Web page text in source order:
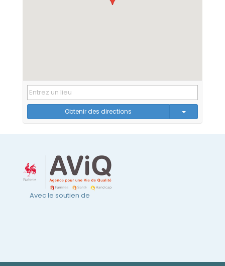
Obtenir des directions
Avec le soutien de